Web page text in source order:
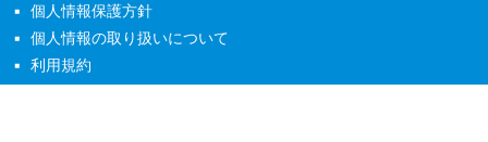
個人情報保護方針
個人情報の取り扱いについて
利用規約